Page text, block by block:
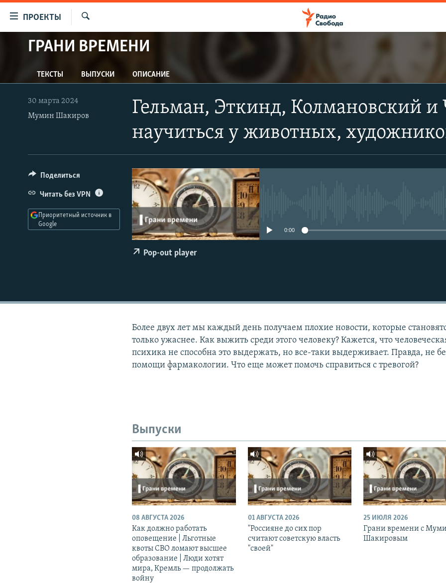
упрощенного
Вернуться
к
основному
содержанию
Вернутся
Вернутся
ПРОЕКТЫ
ПРОГРАММЫ
АВТОРСКИЕ ПРОЕКТЫ
ЦИТАТЫ СВОБОДЫ
МНЕНИЯ
IDEL.РЕАЛИИ
КАВКАЗ.РЕАЛИИ
СЕВЕР.РЕАЛИИ
СИБИРЬ.РЕАЛИИ
РАСПИСАНИЕ ВЕЩАНИЯ
ГРАНИ ВРЕМЕНИ
ТЕКСТЫ ВЫПУСКИ ОПИСАНИЕ
Гельман, Эткинд, Колмановский
научиться у животных,
30 марта 2024
Мумин Шакиров
0:00
Pop-out player
Поделиться
Читать без VPN
Приоритетный источник в
Google
Более двух лет мы каждый день получаем плохие новости, которые
только ужаснее. Как выжить среди этого человеку? Кажется, что
психика не способна это выдержать, но все-таки выдерживает. Правда, не
помощи фармакологии. Что еще может помочь справиться с тревогой?
Выпуски
08 АВГУСТА 2026
Как должно работать
оповещение | Льготные
квоты СВО ломают высшее
образование | Люди хотят
мира, Кремль — продолжать
войну
01 АВГУСТА 2026
"Россияне до сих пор
считают советскую власть
"своей"
25 ИЮЛЯ 2026
Грани времени с
Шакировым